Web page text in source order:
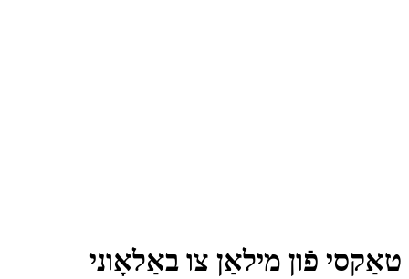
טאַקסי פֿון מילאַן צו באַלאָוני